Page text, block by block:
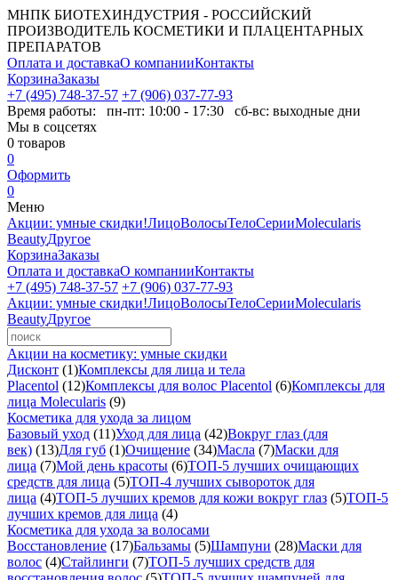
МНПК БИОТЕХИНДУСТРИЯ - РОССИЙСКИЙ
ПРОИЗВОДИТЕЛЬ КОСМЕТИКИ И ПЛАЦЕНТАРНЫХ
ПРЕПАРАТОВ
Оплата и доставкаО компанииКонтакты
КорзинаЗаказы
+7 (495) 748-37-57 +7 (906) 037-77-93
Время работы: пн-пт: 10:00 - 17:30 сб-вс: выходные дни
Мы в соцсетях
0 товаров
0
Оформить
0
Меню
Акции: умные скидки!ЛицоВолосыТелоСерииMolecularis
BeautyДругое
КорзинаЗаказы
Оплата и доставкаО компанииКонтакты
+7 (495) 748-37-57 +7 (906) 037-77-93
Акции: умные скидки!ЛицоВолосыТелоСерииMolecularis
BeautyДругое
Акции на косметику: умные скидки
Дисконт (1)Комплексы для лица и тела
Placentol (12)Комплексы для волос Placentol (6)Комплексы для
лица Molecularis (9)
Косметика для ухода за лицом
Базовый уход (11)Уход для лица (42)Вокруг глаз (для
век) (13)Для губ (1)Очищение (34)Масла (7)Маски для
лица (7)Мой день красоты (6)ТОП-5 лучших очищающих
средств для лица (5)ТОП-4 лучших сывороток для
лица (4)ТОП-5 лучших кремов для кожи вокруг глаз (5)ТОП-5
лучших кремов для лица (4)
Косметика для ухода за волосами
Восстановление (17)Бальзамы (5)Шампуни (28)Маски для
волос (4)Стайлинги (7)ТОП-5 лучших средств для